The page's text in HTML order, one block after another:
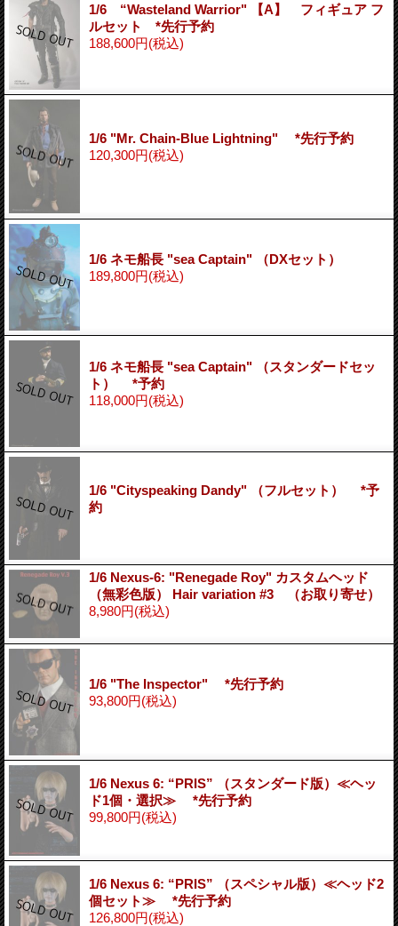
1/6 “Wasteland Warrior" 【A】 フィギュア フ
ルセット *先行予約
188,600円(税込)
1/6 "Mr. Chain-Blue Lightning" *先行予約
120,300円(税込)
1/6 ネモ船長 "sea Captain" （DXセット）
189,800円(税込)
1/6 ネモ船長 "sea Captain" （スタンダードセッ
ト） *予約
118,000円(税込)
1/6 "Cityspeaking Dandy" （フルセット） *予
約
1/6 Nexus-6: "Renegade Roy" カスタムヘッド
（無彩色版） Hair variation #3 （お取り寄せ）
8,980円(税込)
1/6 "The Inspector" *先行予約
93,800円(税込)
1/6 Nexus 6: “PRIS” （スタンダード版）≪ヘッ
ド1個・選択≫ *先行予約
99,800円(税込)
1/6 Nexus 6: “PRIS” （スペシャル版）≪ヘッド2
個セット≫ *先行予約
126,800円(税込)